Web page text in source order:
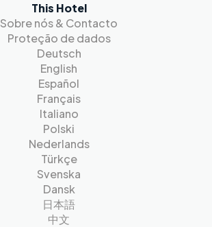
This Hotel
Sobre nós & Contacto
Proteção de dados
Deutsch
English
Español
Français
Italiano
Polski
Nederlands
Türkçe
Svenska
Dansk
日本語
中文